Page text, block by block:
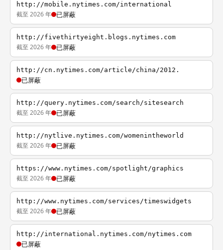
http://mobile.nytimes.com/international
截至 2026 年 已屏蔽
http://fivethirtyeight.blogs.nytimes.com
截至 2026 年 已屏蔽
http://cn.nytimes.com/article/china/2012.
已屏蔽
http://query.nytimes.com/search/sitesearch
截至 2026 年 已屏蔽
http://nytlive.nytimes.com/womenintheworld
截至 2026 年 已屏蔽
https://www.nytimes.com/spotlight/graphics
截至 2026 年 已屏蔽
http://www.nytimes.com/services/timeswidgets
截至 2026 年 已屏蔽
http://international.nytimes.com/nytimes.com
已屏蔽